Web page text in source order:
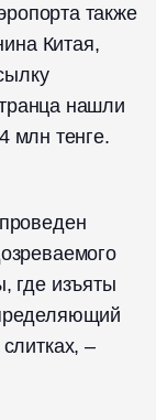
также
Китая,
нашли
млн тенге.
где изъяты
–